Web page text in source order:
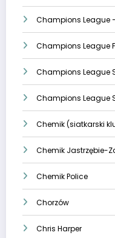
Champions League
Champions League
Champions League
Champions League
Chemik (siatkarski
Chemik Jastrzębie-
Chemik Police
Chorzów
Chris Harper